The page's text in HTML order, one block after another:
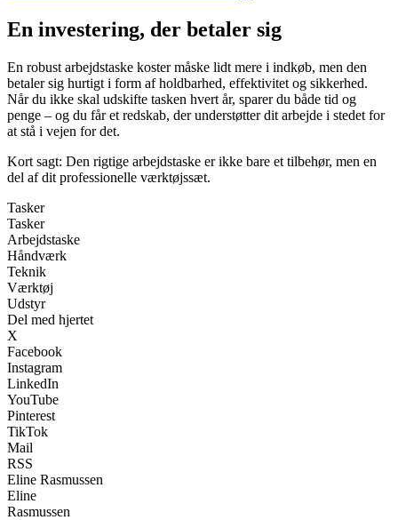
En investering, der betaler sig
En robust arbejdstaske koster måske lidt mere i indkøb, men den
betaler sig hurtigt i form af holdbarhed, effektivitet og sikkerhed.
Når du ikke skal udskifte tasken hvert år, sparer du både tid og
penge – og du får et redskab, der understøtter dit arbejde i stedet for
at stå i vejen for det.
Kort sagt: Den rigtige arbejdstaske er ikke bare et tilbehør, men en
del af dit professionelle værktøjssæt.
Tasker
Tasker
Arbejdstaske
Håndværk
Teknik
Værktøj
Udstyr
Del med hjertet
X
Facebook
Instagram
LinkedIn
YouTube
Pinterest
TikTok
Mail
RSS
Eline Rasmussen
Eline
Rasmussen